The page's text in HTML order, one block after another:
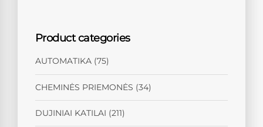
Product categories
AUTOMATIKA (75)
CHEMINĖS PRIEMONĖS (34)
DUJINIAI KATILAI (211)